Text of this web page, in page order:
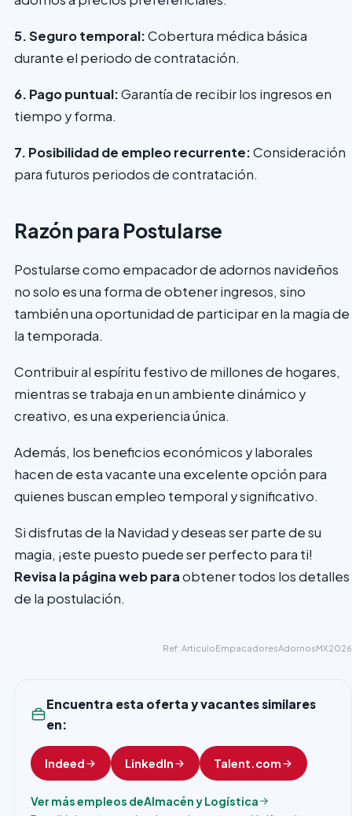
5. Seguro temporal:Cobertura médica básica
durante el periodo de contratación.
6. Pago puntual:Garantía de recibir los ingresos en
tiempo y forma.
7. Posibilidad de empleo recurrente:Consideración
para futuros periodos de contratación.
Razón para Postularse
Postularse como empacador de adornos navideños
no solo es una forma de obtener ingresos, sino
también una oportunidad de participar en la magia de
la temporada.
Contribuir al espíritu festivo de millones de hogares,
mientras se trabaja en un ambiente dinámico y
creativo, es una experiencia única.
Además, los beneficios económicos y laborales
hacen de esta vacante una excelente opción para
quienes buscan empleo temporal y significativo.
Si disfrutas de la Navidad y deseas ser parte de su
magia, ¡este puesto puede ser perfecto para ti!
Revisa la página web paraobtener todos los detalles
de la postulación.
Ref: ArticuloEmpacadoresAdornosMX2026
Encuentra esta oferta y vacantes similares
en:
Indeed LinkedIn Talent.com
Ver más empleos deAlmacén y Logística